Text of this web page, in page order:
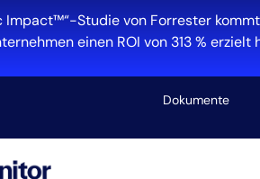
Impact™“-Studie von Forrester
einen ROI von 313 % erzielt
Dokumente